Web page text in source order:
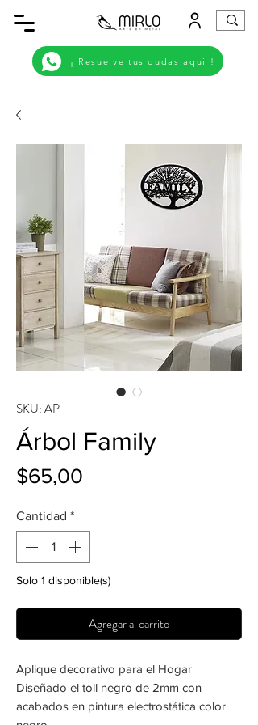
¡ Resuelve tus dudas aqui !
SKU: AP
Árbol Family
$65,00
Cantidad *
Solo 1 disponible(s)
Agregar al carrito
Aplique decorativo para el Hogar
Diseñado el toll negro de 2mm con
acabados en pintura electrostática color